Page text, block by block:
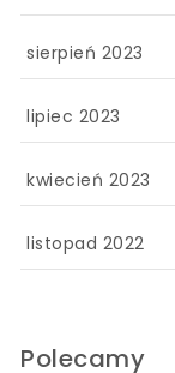
sierpień 2023
lipiec 2023
kwiecień 2023
listopad 2022
Polecamy